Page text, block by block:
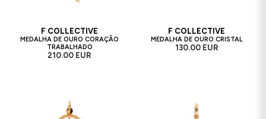
F COLLECTIVE
MEDALHA DE OURO CORAÇÃO
TRABALHADO
210.00 EUR
F COLLECTIVE
MEDALHA DE OURO CRISTAL
130.00 EUR